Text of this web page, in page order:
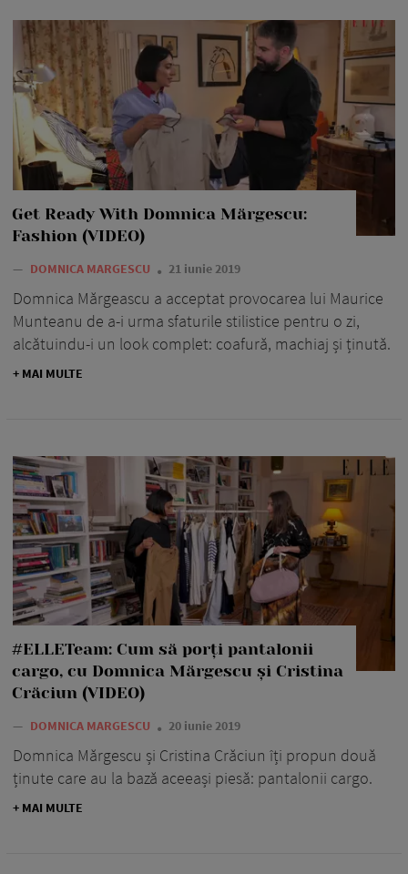
Get Ready With Domnica Mărgescu:
Fashion (VIDEO)
— DOMNICA MARGESCU 21 iunie 2019
Domnica Mărgeascu a acceptat provocarea lui Maurice
Munteanu de a-i urma sfaturile stilistice pentru o zi,
alcătuindu-i un look complet: coafură, machiaj și ținută.
+ MAI MULTE
#ELLETeam: Cum să porți pantalonii
cargo, cu Domnica Mărgescu și Cristina
Crăciun (VIDEO)
— DOMNICA MARGESCU 20 iunie 2019
Domnica Mărgescu și Cristina Crăciun îți propun două
ținute care au la bază aceeași piesă: pantalonii cargo.
+ MAI MULTE